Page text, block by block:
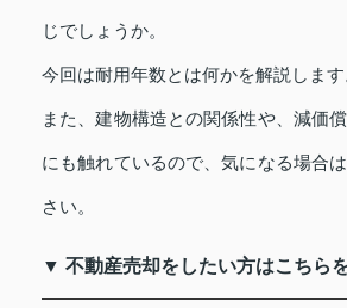
じでしょうか。
今回は耐用年数とは何かを解説します
また、建物構造との関係性や、減価
にも触れているので、気になる場合
さい。
▼ 不動産売却をしたい方はこちら